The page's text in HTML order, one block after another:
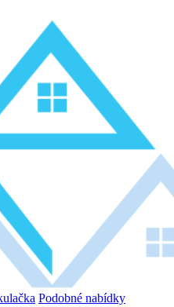
Podobné nabídky